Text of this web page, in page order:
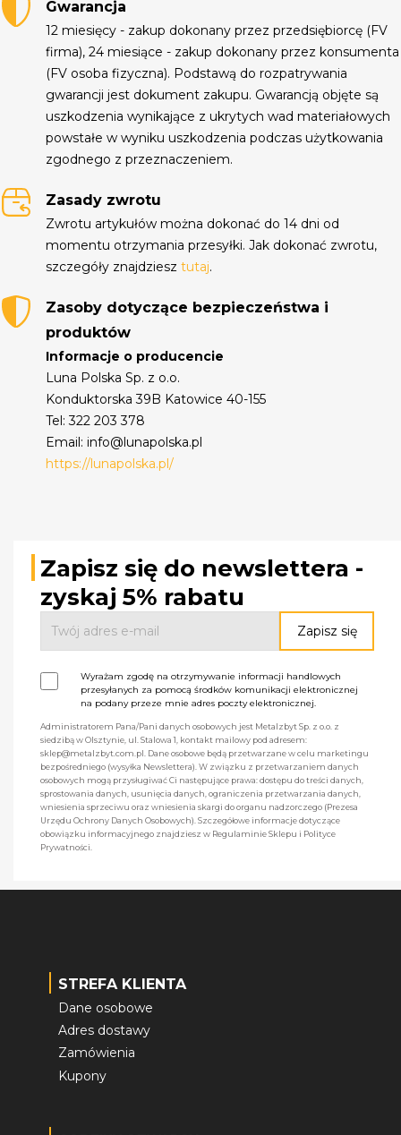
Gwarancja
12 miesięcy - zakup dokonany przez przedsiębiorcę (FV
firma), 24 miesiące - zakup dokonany przez konsumenta
(FV osoba fizyczna). Podstawą do rozpatrywania
gwarancji jest dokument zakupu. Gwarancją objęte są
uszkodzenia wynikające z ukrytych wad materiałowych
powstałe w wyniku uszkodzenia podczas użytkowania
zgodnego z przeznaczeniem.
Zasady zwrotu
Zwrotu artykułów można dokonać do 14 dni od
momentu otrzymania przesyłki. Jak dokonać zwrotu,
szczegóły znajdziesztutaj.
Zasoby dotyczące bezpieczeństwa i
produktów
Informacje o producencie
Luna Polska Sp. z o.o.
Konduktorska 39B Katowice 40-155
Tel: 322 203 378
Email: info@lunapolska.pl
https://lunapolska.pl/
Zapisz się do newslettera -
zyskaj 5% rabatu
Wyrażam zgodę na otrzymywanie informacji handlowych
przesyłanych za pomocą środków komunikacji elektronicznej
na podany przeze mnie adres poczty elektronicznej.
Administratorem Pana/Pani danych osobowych jest Metalzbyt Sp. z o.o. z
siedzibą w Olsztynie, ul. Stalowa 1, kontakt mailowy pod adresem:
sklep@metalzbyt.com.pl. Dane osobowe będą przetwarzane w celu marketingu
bezpośredniego (wysyłka Newslettera). W związku z przetwarzaniem danych
osobowych mogą przysługiwać Ci następujące prawa: dostępu do treści danych,
sprostowania danych, usunięcia danych, ograniczenia przetwarzania danych,
wniesienia sprzeciwu oraz wniesienia skargi do organu nadzorczego (Prezesa
Urzędu Ochrony Danych Osobowych). Szczegółowe informacje dotyczące
obowiązku informacyjnego znajdziesz w Regulaminie Sklepu i Polityce
Prywatności.
STREFA KLIENTA
Dane osobowe
Adres dostawy
Zamówienia
Kupony